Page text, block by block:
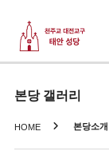
본당 갤러리
HOME 본당소개